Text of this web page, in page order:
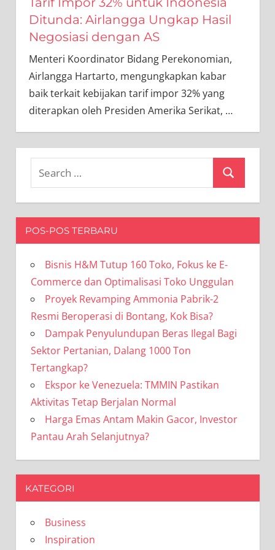
Ditunda: Airlangga Ungkap Hasil
Negosiasi dengan AS
Menteri Koordinator Bidang Perekonomian,
Airlangga Hartarto, mengungkapkan kabar
baik terkait kebijakan tarif impor 32% yang
diterapkan oleh Presiden Amerika Serikat, …
Search
POS-POS TERBARU
Bisnis H&M Tutup 160 Toko, Fokus ke E-
Commerce dan Optimalisasi Toko Unggulan
Proyek Revamping Ammonia Pabrik-2
Resmi Beroperasi di Bontang, Kok Bisa?
Dampak Penyulundupan Beras Ilegal Bagi
Sektor Pertanian, Dalang 1000 Ton
Tertangkap?
Ekspor ke Venezuela: TMMIN Pastikan
Aktivitas Tetap Berjalan Normal
Harga Emas Antam Makin Gacor, Investor
Pantau Arah Selanjutnya?
KATEGORI
Business
Inspiration